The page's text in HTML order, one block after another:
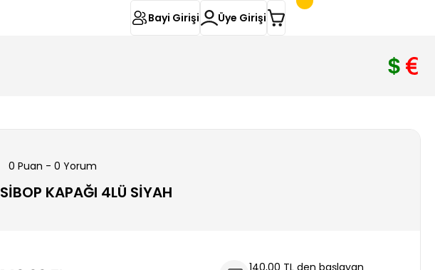
Bayi Girişi Üye Girişi
0 Puan - 0 Yorum
SİBOP KAPAĞI 4LÜ SİYAH
140,00 TL den başlayan